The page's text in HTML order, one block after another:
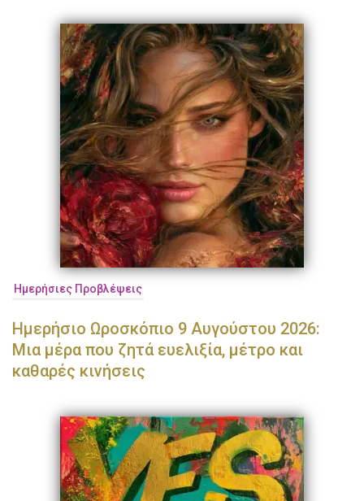
Ημερήσιες Προβλέψεις
Ημερήσιο Ωροσκόπιο 9 Αυγούστου 2026:
Μια μέρα που ζητά ευελιξία, μέτρο και
καθαρές κινήσεις